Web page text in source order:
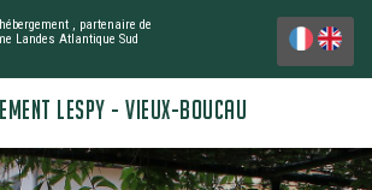
, partenaire de
Landes Atlantique Sud
LESPY - VIEUX-BOUCAU